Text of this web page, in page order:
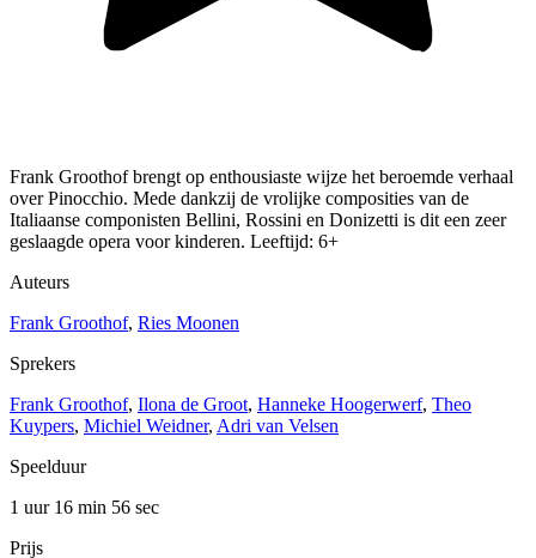
Frank Groothof brengt op enthousiaste wijze het beroemde verhaal
over Pinocchio. Mede dankzij de vrolijke composities van de
Italiaanse componisten Bellini, Rossini en Donizetti is dit een zeer
geslaagde opera voor kinderen. Leeftijd: 6+
Auteurs
Frank Groothof, Ries Moonen
Sprekers
Frank Groothof, Ilona de Groot, Hanneke Hoogerwerf, Theo
Kuypers, Michiel Weidner, Adri van Velsen
Speelduur
1 uur 16 min 56 sec
Prijs